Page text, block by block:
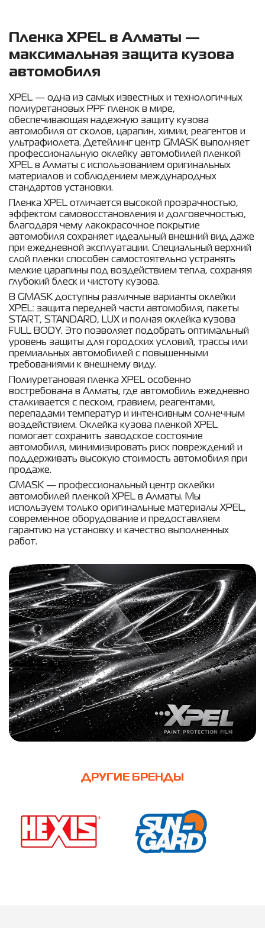
Пленка XPEL в Алматы —
максимальная защита кузова
автомобиля
XPEL — одна из самых известных и технологичных
полиуретановых PPF пленок в мире,
обеспечивающая надежную защиту кузова
автомобиля от сколов, царапин, химии, реагентов и
ультрафиолета. Детейлинг центр GMASK выполняет
профессиональную оклейку автомобилей пленкой
XPEL в Алматы с использованием оригинальных
материалов и соблюдением международных
стандартов установки.
Пленка XPEL отличается высокой прозрачностью,
эффектом самовосстановления и долговечностью,
благодаря чему лакокрасочное покрытие
автомобиля сохраняет идеальный внешний вид даже
при ежедневной эксплуатации. Специальный верхний
слой пленки способен самостоятельно устранять
мелкие царапины под воздействием тепла, сохраняя
глубокий блеск и чистоту кузова.
В GMASK доступны различные варианты оклейки
XPEL: защита передней части автомобиля, пакеты
START, STANDARD, LUX и полная оклейка кузова
FULL BODY. Это позволяет подобрать оптимальный
уровень защиты для городских условий, трассы или
премиальных автомобилей с повышенными
требованиями к внешнему виду.
Полиуретановая пленка XPEL особенно
востребована в Алматы, где автомобиль ежедневно
сталкивается с песком, гравием, реагентами,
перепадами температур и интенсивным солнечным
воздействием. Оклейка кузова пленкой XPEL
помогает сохранить заводское состояние
автомобиля, минимизировать риск повреждений и
поддерживать высокую стоимость автомобиля при
продаже.
GMASK — профессиональный центр оклейки
автомобилей пленкой XPEL в Алматы. Мы
используем только оригинальные материалы XPEL,
современное оборудование и предоставляем
гарантию на установку и качество выполненных
работ.
ДРУГИЕ БРЕНДЫ